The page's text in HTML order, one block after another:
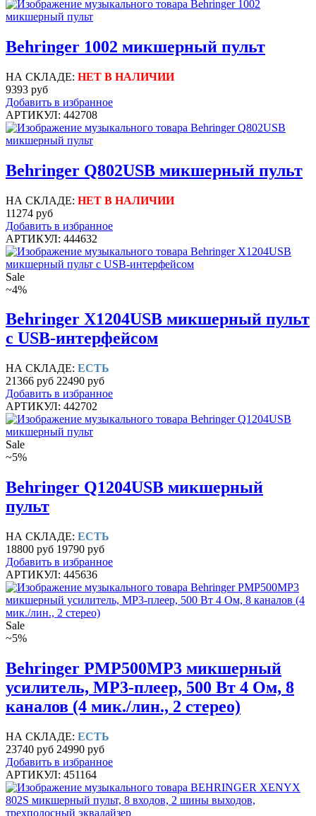
Behringer 1002 микшерный пульт
НА СКЛАДЕ: НЕТ В НАЛИЧИИ
9393 руб
Добавить в избранное
АРТИКУЛ: 442708
Behringer Q802USB микшерный пульт
НА СКЛАДЕ: НЕТ В НАЛИЧИИ
11274 руб
Добавить в избранное
АРТИКУЛ: 444632
Sale
~4%
Behringer X1204USB микшерный пульт
с USB-интерфейсом
НА СКЛАДЕ: ЕСТЬ
21366 руб 22490 руб
Добавить в избранное
АРТИКУЛ: 442702
Sale
~5%
Behringer Q1204USB микшерный
пульт
НА СКЛАДЕ: ЕСТЬ
18800 руб 19790 руб
Добавить в избранное
АРТИКУЛ: 445636
Sale
~5%
Behringer PMP500MP3 микшерный
усилитель, MP3-плеер, 500 Вт 4 Ом, 8
каналов (4 мик./лин., 2 стерео)
НА СКЛАДЕ: ЕСТЬ
23740 руб 24990 руб
Добавить в избранное
АРТИКУЛ: 451164